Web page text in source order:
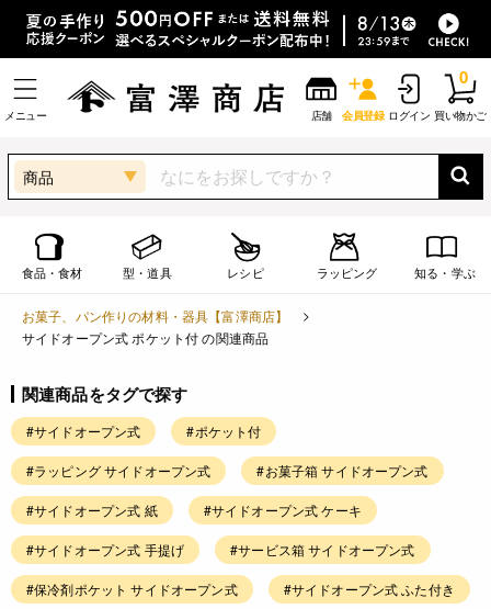
メニュー 店舗 会員登録 ログイン 買い物かご
0
商品
食品・食材 型・道具 レシピ ラッピング 知る・学ぶ
お菓子、パン作りの材料・器具【富澤商店】
サイドオープン式 ポケット付 の関連商品
関連商品をタグで探す
#サイドオープン式 #ポケット付
#ラッピング サイドオープン式 #お菓子箱 サイドオープン式
#サイドオープン式 紙 #サイドオープン式 ケーキ
#サイドオープン式 手提げ #サービス箱 サイドオープン式
#保冷剤ポケット サイドオープン式 #サイドオープン式 ふた付き